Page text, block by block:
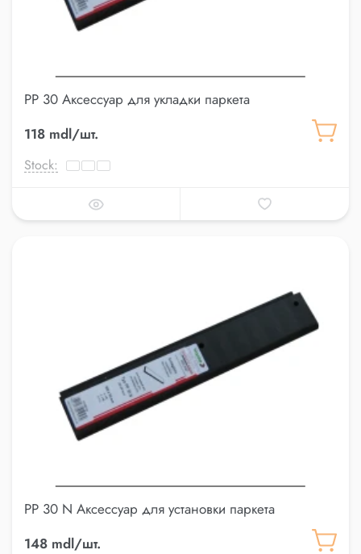
PP 30 Аксессуар для укладки паркета
118 mdl/шт.
Stock:
PP 30 N Аксессуар для установки паркета
148 mdl/шт.